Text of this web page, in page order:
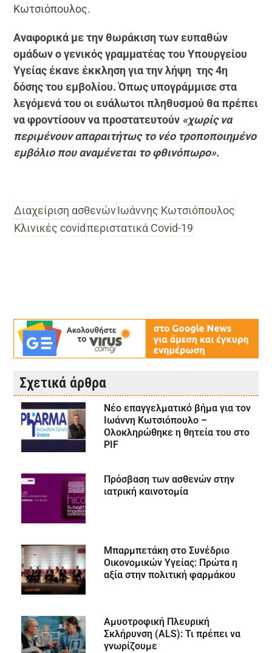
Κωτσιόπουλος.
Αναφορικά με την θωράκιση των ευπαθών
ομάδων ο γενικός γραμματέας του Υπουργείου
Υγείας έκανε έκκληση για την λήψη της 4η
δόσης του εμβολίου. Όπως υπογράμμισε στα
λεγόμενά του οι ευάλωτοι πληθυσμού θα πρέπει
να φροντίσουν να προστατευτούν «χωρίς να
περιμένουν απαραιτήτως το νέο τροποποιημένο
εμβόλιο που αναμένεται το φθινόπωρο».
Διαχείριση ασθενώνΙωάννης Κωτσιόπουλος
Κλινικές covid περιστατικά Covid-19
Σχετικά άρθρα
Νέο επαγγελματικό βήμα για τον
Ιωάννη Κωτσιόπουλο –
Ολοκληρώθηκε η θητεία του στο
PIF
Πρόσβαση των ασθενών στην
ιατρική καινοτομία
Μπαρμπετάκη στο Συνέδριο
Οικονομικών Υγείας: Πρώτα η
αξία στην πολιτική φαρμάκου
Αμυοτροφική Πλευρική
Σκλήρυνση (ALS): Τι πρέπει να
γνωρίζουμε